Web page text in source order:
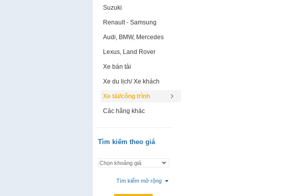
Suzuki
Renault - Samsung
Audi, BMW, Mercedes
Lexus, Land Rover
Xe bán tải
Xe du lịch/ Xe khách
Xe tải/công trình
Các hãng khác
Tìm kiếm theo giá
Tìm kiếm mở rộng